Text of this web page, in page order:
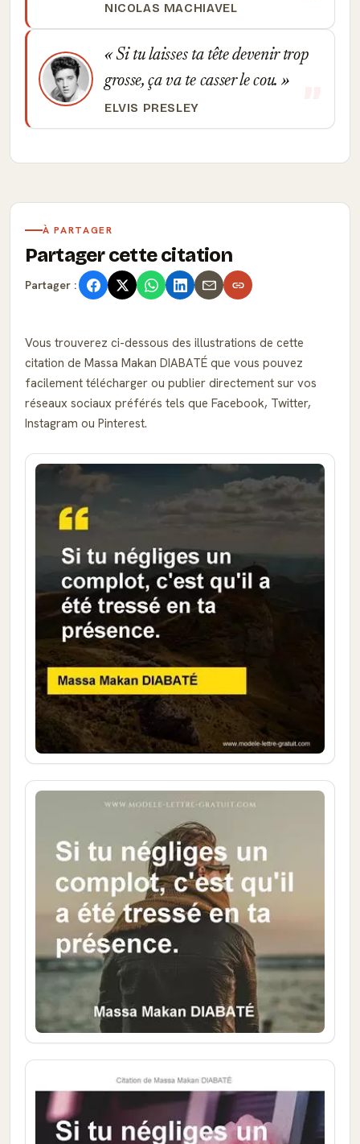
NICOLAS MACHIAVEL
Si tu laisses ta tête devenir trop
grosse, ça va te casser le cou.
ELVIS PRESLEY
À PARTAGER
Partager cette citation
Partager :
Vous trouverez ci-dessous des illustrations de cette
citation de Massa Makan DIABATÉ que vous pouvez
facilement télécharger ou publier directement sur vos
réseaux sociaux préférés tels que Facebook, Twitter,
Instagram ou Pinterest.